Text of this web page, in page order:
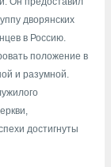
дворянских
в Россию.
положение в
и разумной.
достигнуты